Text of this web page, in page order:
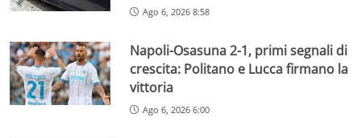
Ago 6, 2026 8:58
Napoli-Osasuna 2-1, primi segnali di
crescita: Politano e Lucca firmano la
vittoria
Ago 6, 2026 6:00